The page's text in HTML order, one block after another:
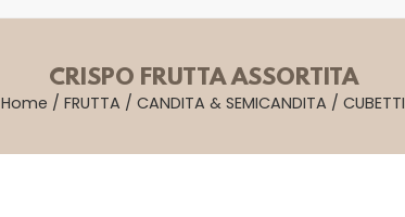
CRISPO FRUTTA ASSORTITA
Home / FRUTTA / CANDITA & SEMICANDITA / CUBETTI